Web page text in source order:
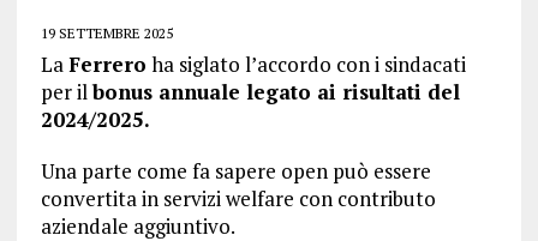
19 SETTEMBRE 2025
LaFerrero ha siglato l’accordo con i sindacati
per ilbonus annuale legato ai risultati del
2024/2025.
Una parte come fa sapere open può essere
convertita in servizi welfare con contributo
aziendale aggiuntivo.